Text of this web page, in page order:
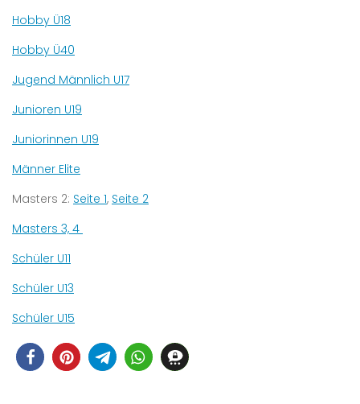
Hobby Ü18
Hobby Ü40
Jugend Männlich U17
Junioren U19
Juniorinnen U19
Männer Elite
Masters 2: Seite 1, Seite 2
Masters 3, 4
Schüler U11
Schüler U13
Schüler U15